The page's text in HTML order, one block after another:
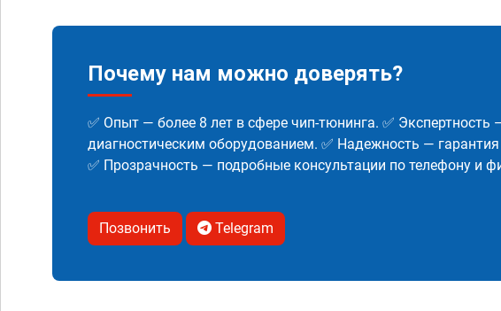
Почему нам можно доверять?
✅ Опыт — более 8 лет в сфере чип-тюнинга. ✅
диагностическим оборудованием. ✅ Надежность —
✅ Прозрачность — подробные консультации по телефону и
Позвонить Telegram